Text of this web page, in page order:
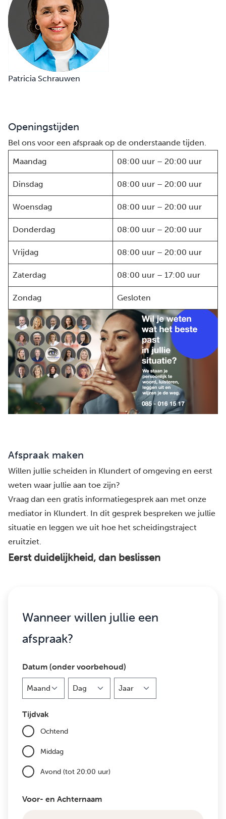
Patricia Schrauwen
Openingstijden
Bel ons voor een afspraak op de onderstaande tijden.
Maandag
08:00 uur – 20:00 uur
Dinsdag 08:00 uur – 20:00 uur
Woensdag 08:00 uur – 20:00 uur
Donderdag 08:00 uur – 20:00 uur
Vrijdag 08:00 uur – 20:00 uur
Zaterdag 08:00 uur – 17:00 uur
Zondag Gesloten
Afspraak maken
Willen jullie scheiden in Klundert of omgeving en eerst
weten waar jullie aan toe zijn?
Vraag dan een gratis informatiegesprek aan met onze
mediator in Klundert. In dit gesprek bespreken we jullie
situatie en leggen we uit hoe het scheidingstraject
eruitziet.
Eerst duidelijkheid, dan beslissen
Wanneer willen jullie een
afspraak?
Datum (onder voorbehoud)
Tijdvak
Ochtend
Middag
Avond (tot 20:00 uur)
Voor- en Achternaam